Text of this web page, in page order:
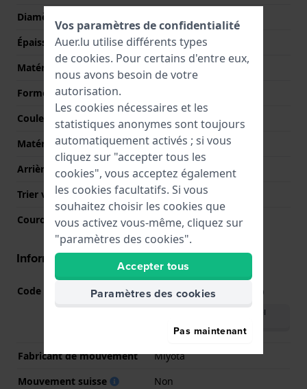
Diamètre
Épaisseur du boîtier
10.3 mm
Matériel du boîtier
Acier inoxydable
Forme du boîtier
Couleur du boîtier
Matériau du boîtier arrière
Acier inoxydable
Arrière de Boitier
Couvercle à pression
Trier verre
Minéral
Couronne
Couronne de tirer
Informations mouvement
Code Mouvement 2350(Voir les spécifications )
Télécharger le manuel
Fabricant de mouvement
Miyota
Mouvement suisse
Non
Vos paramètres de confidentialité
Auer.lu utilise différents types
de cookies. Pour certains d'entre eux,
nous avons besoin de votre
autorisation.
Les cookies nécessaires et les
statistiques anonymes sont toujours
automatiquement activés ; si vous
cliquez sur "accepter tous les
cookies", vous acceptez également
les cookies facultatifs. Si vous
souhaitez choisir les cookies que
vous activez vous-même, cliquez sur
"paramètres des cookies".
Accepter tous
Paramètres des cookies
Pas maintenant